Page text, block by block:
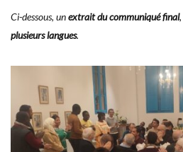
Ci-dessous, unextrait du communiqué final
plusieurs langues.